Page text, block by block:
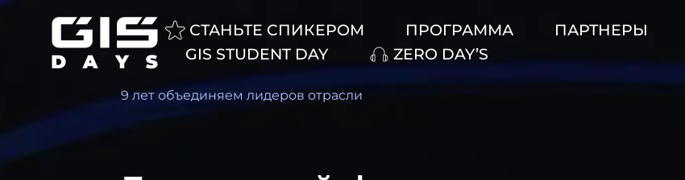
СТАНЬТЕ СПИКЕРОМ ПРОГРАММА ПАРТНЕРЫ
GIS STUDENT DAY
ZERO DAY’S
9 лет объединяем лидеров отрасли